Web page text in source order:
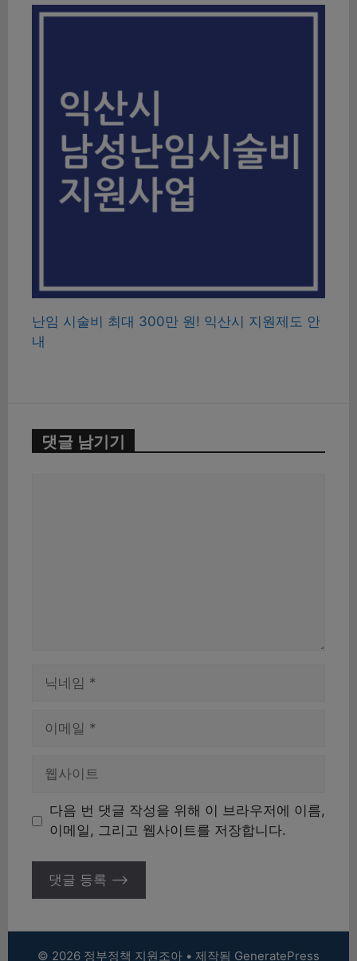
난임 시술비 최대 300만 원! 익산시 지원제도 안
내
댓글 남기기
트
다음 번 댓글 작성을 위해 이 브라우저에 이름,
이메일, 그리고 웹사이트를 저장합니다.
© 2026 정부정책 지원조아 • 제작됨 GeneratePress